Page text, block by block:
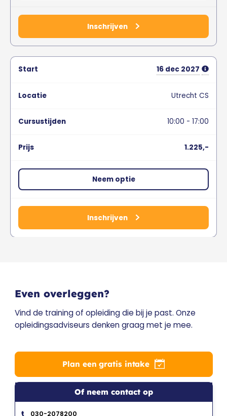
Inschrijven
16 dec 2027
Utrecht CS
10:00 - 17:00
1.225,-
Neem optie
Inschrijven
Even overleggen?
Vind de training of opleiding die bij je past. Onze
opleidingsadviseurs denken graag met je mee.
Plan een gratis intake
Of neem contact op
030-2078200